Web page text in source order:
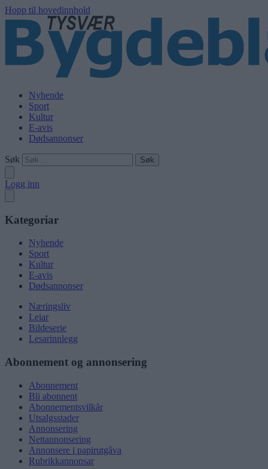
Hopp til hovedinnhold
Nyhende
Sport
Kultur
E-avis
Dødsannonser
Søk
Logg inn
Kategoriar
Nyhende
Sport
Kultur
E-avis
Dødsannonser
Næringsliv
Leiar
Bildeserie
Lesarinnlegg
Abonnement og annonsering
Abonnement
Bli abonnent
Abonnementsvilkår
Utsalgsstader
Annonsering
Nettannonsering
Annonsere i papirutgåva
Rubrikkannonsar